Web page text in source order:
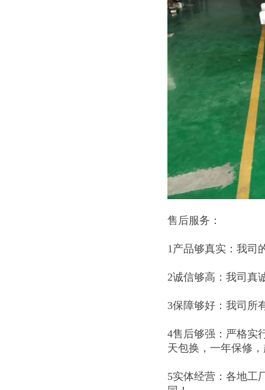
售后服务：
1产品够真实：我司
2诚信够高：我司真
3保障够好：我司所
4售后够强：严格实
天包换，一年保修
5实体经营：各地工